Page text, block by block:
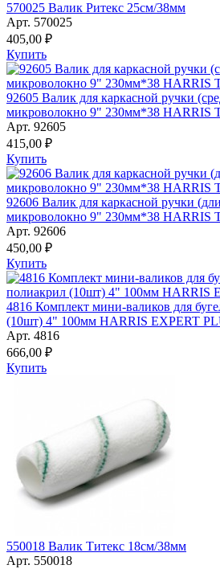
570025 Валик Ритекс 25см/38мм
Арт. 570025
405,00 ₽
Купить
92605 Валик для каркасной ручки
микроволокно 9" 230мм*38 HARRIS
Арт. 92605
415,00 ₽
Купить
92606 Валик для каркасной ручки
микроволокно 9" 230мм*38 HARRIS
Арт. 92606
450,00 ₽
Купить
4816 Комплект мини-валиков для
(10шт) 4" 100мм HARRIS EXPERT
Арт. 4816
666,00 ₽
Купить
550018 Валик Титекс 18см/38мм
Арт. 550018